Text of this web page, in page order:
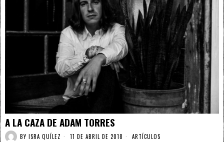
A LA CAZA DE ADAM TORRES
BY ISRA QUÍLEZ 11 DE ABRIL DE 2018 ARTÍCULOS